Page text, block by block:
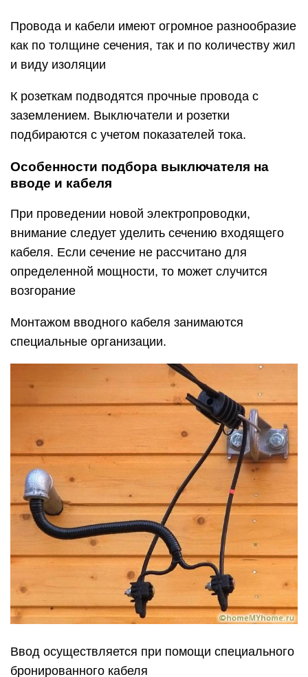
Провода и кабели имеют огромное разнообразие
как по толщине сечения, так и по количеству жил
и виду изоляции
К розеткам подводятся прочные провода с
заземлением. Выключатели и розетки
подбираются с учетом показателей тока.
Особенности подбора выключателя на
вводе и кабеля
При проведении новой электропроводки,
внимание следует уделить сечению входящего
кабеля. Если сечение не рассчитано для
определенной мощности, то может случится
возгорание
Монтажом вводного кабеля занимаются
специальные организации.
Ввод осуществляется при помощи специального
бронированного кабеля